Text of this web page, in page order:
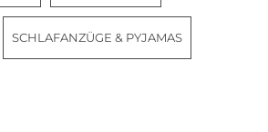
SCHLAFANZÜGE & PYJAMAS